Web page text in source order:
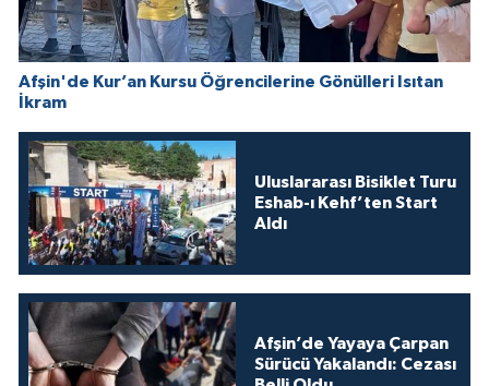
Afşin'de Kur’an Kursu Öğrencilerine Gönülleri Isıtan
İkram
Uluslararası Bisiklet Turu
Eshab-ı Kehf’ten Start
Aldı
Afşin’de Yayaya Çarpan
Sürücü Yakalandı: Cezası